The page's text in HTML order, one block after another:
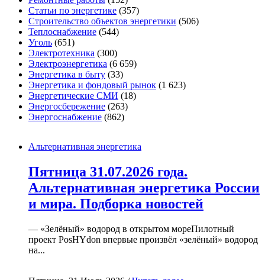
Статьи по энергетике (357)
Строительство объектов энергетики (506)
Теплоснабжение (544)
Уголь (651)
Электротехника (300)
Электроэнергетика (6 659)
Энергетика в быту (33)
Энергетика и фондовый рынок (1 623)
Энергетические СМИ (18)
Энергосбережение (263)
Энергоснабжение (862)
Альтернативная энергетика
Пятница 31.07.2026 года.
Альтернативная энергетика России
и мира. Подборка новостей
— «Зелёный» водород в открытом мореПилотный
проект PosHYdon впервые произвёл «зелёный» водород
на...